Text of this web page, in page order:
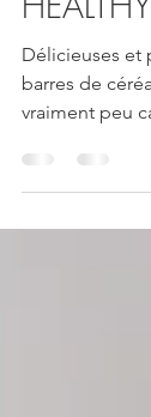
21 avr. 2022
BARRES
HEALTHY
Délicieuses et
barres de